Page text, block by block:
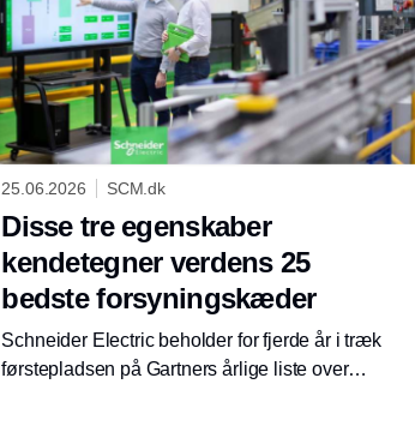
25.06.2026 SCM.dk
Disse tre egenskaber
kendetegner verdens 25
bedste forsyningskæder
Schneider Electric beholder for fjerde år i træk
førstepladsen på Gartners årlige liste over